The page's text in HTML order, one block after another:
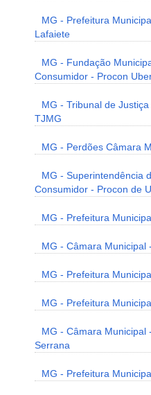
MG - Prefeitura
Lafaiete
MG - Fundação
Consumidor - Procon
MG - Tribunal de
TJMG
MG - Perdões Câmara
MG - Superintendência
Consumidor - Procon de
MG - Prefeitura
MG - Câmara Municipal
MG - Prefeitura
MG - Prefeitura
MG - Câmara Municipal
Serrana
MG - Prefeitura